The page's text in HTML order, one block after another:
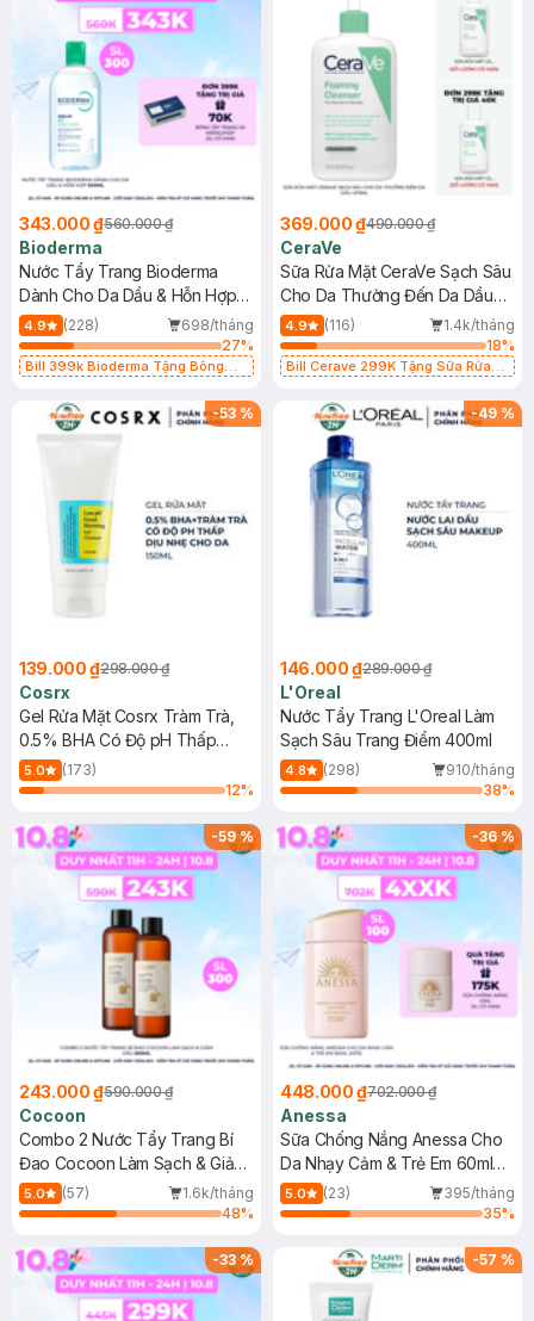
343.000 ₫560.000 ₫
Bioderma
Nước Tẩy Trang Bioderma
Dành Cho Da Dầu & Hỗn Hợp
500ml
4.9 (228)
698/tháng
27%
Bill 399k Bioderma Tặng Bông
369.000 ₫490.000 ₫
CeraVe
Sữa Rửa Mặt CeraVe Sạch Sâu
Cho Da Thường Đến Da Dầu
473ml
4.9 (116)
1.4k/tháng
18%
Bill Cerave 299K Tặng Sữa Rửa
-53 %
139.000 ₫298.000 ₫
Cosrx
Gel Rửa Mặt Cosrx Tràm Trà,
0.5% BHA Có Độ pH Thấp
150ml
5.0
(173)
12%
-49 %
146.000 ₫289.000 ₫
L'Oreal
Nước Tẩy Trang L'Oreal Làm
Sạch Sâu Trang Điểm 400ml
4.8 (298)
910/tháng
38%
-59%
243.000 ₫590.000 ₫
Cocoon
Combo 2 Nước Tẩy Trang Bí
Đao Cocoon Làm Sạch & Giảm
Dầu 500ml
5.0 (57)
1.6k/tháng
48%
-36%
448.000 ₫702.000 ₫
Anessa
Sữa Chống Nắng Anessa Cho
Da Nhạy Cảm & Trẻ Em 60ml
(Mới)
5.0 (23)
395/tháng
35%
-33% -57 %